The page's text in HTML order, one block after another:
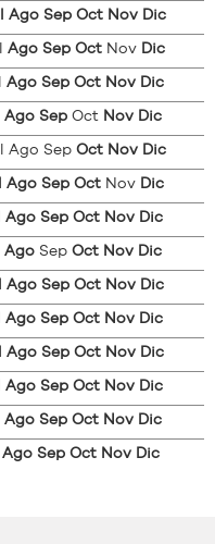
Ago Sep Oct Nov Dic
Ago Sep Oct Nov Dic
Ago Sep Oct Nov Dic
Ago Sep Oct Nov Dic
Ago Sep Oct Nov Dic
Ago Sep Oct Nov Dic
Ago Sep Oct Nov Dic
Ago Sep Oct Nov Dic
Ago Sep Oct Nov Dic
Ago Sep Oct Nov Dic
Ago Sep Oct Nov Dic
Ago Sep Oct Nov Dic
Ago Sep Oct Nov Dic
Ago Sep Oct Nov Dic